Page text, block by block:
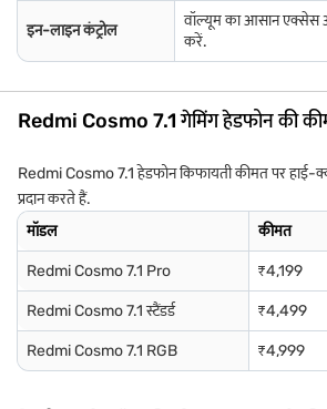
इन-लाइन कंट्रोल
वॉल्यूम का आसान एक्सेस
करें.
Redmi Cosmo 7.1 गेमिंग हेडफोन की
Redmi Cosmo 7.1 हेडफोन किफायती कीमत पर हाई-
प्रदान करते हैं.
मॉडल
कीमत
Redmi Cosmo 7.1 Pro ₹4,199
Redmi Cosmo 7.1 स्टैंडर्ड ₹4,499
Redmi Cosmo 7.1 RGB ₹4,999